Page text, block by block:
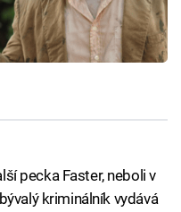
pecka Faster, neboli v
kriminálník vydává